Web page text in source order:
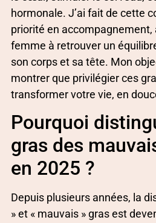
hormonale. J’ai fait de cette
priorité en accompagnement,
femme à retrouver un
son corps et sa tête. Mon
montrer que privilégier ces
transformer votre vie, en
Pourquoi
gras des
en 2025 ?
Depuis plusieurs années, la
» et « mauvais » gras est